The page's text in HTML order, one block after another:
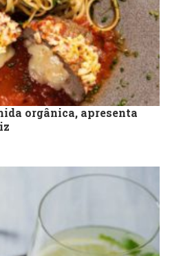
orgânica, apresenta